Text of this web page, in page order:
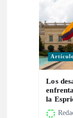
Los
la